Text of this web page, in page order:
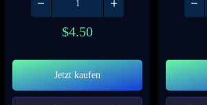
$4.50
Jetzt kaufen